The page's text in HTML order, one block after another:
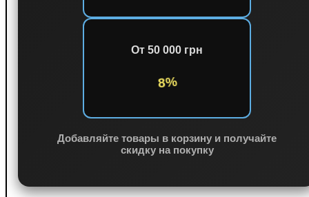
От 50 000 грн
8%
Добавляйте товары в корзину и получайте
скидку на покупку